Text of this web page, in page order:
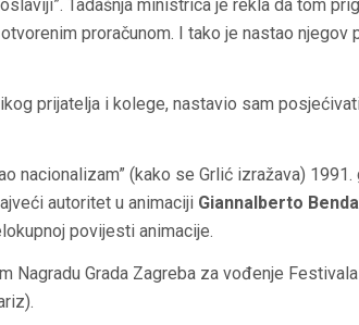
Tadašnja ministrica je rekla da tom
proračunom. I tako je nastao njegov
prijatelja i kolege, nastavio sam
nacionalizam” (kako se Grlić izražava)
autoritet u animaciji Giannalberto
povijesti animacije.
Nagradu Grada Zagreba za vođenje